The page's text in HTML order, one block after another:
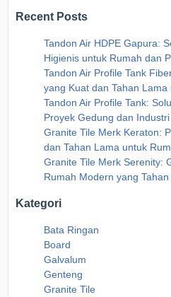
Recent Posts
Tandon Air HDPE Gapura:
Higienis untuk Rumah dan
Tandon Air Profile Tank
yang Kuat dan Tahan
Tandon Air Profile Tank:
Proyek Gedung dan Industri
Granite Tile Merk Keraton:
dan Tahan Lama untuk
Granite Tile Merk Serenity:
Rumah Modern yang Tahan
Kategori
Bata Ringan
Board
Galvalum
Genteng
Granite Tile